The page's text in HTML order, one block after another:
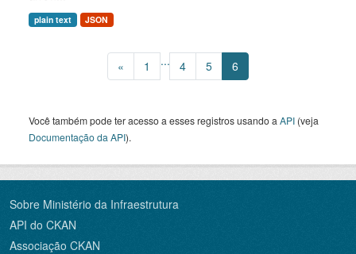
plain text JSON
« 1 ... 4 5 6
Você também pode ter acesso a esses registros usando a API (veja
Documentação da API).
Sobre Ministério da Infraestrutura
API do CKAN
Associação CKAN